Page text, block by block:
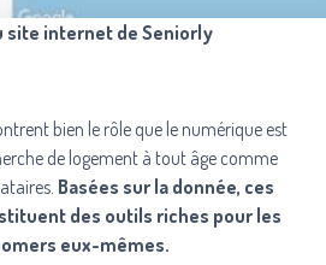
site internet de Seniorly
bien le rôle que le numérique est
de logement à tout âge comme
Basées sur la donnée, ces
des outils riches pour les
eux-mêmes.